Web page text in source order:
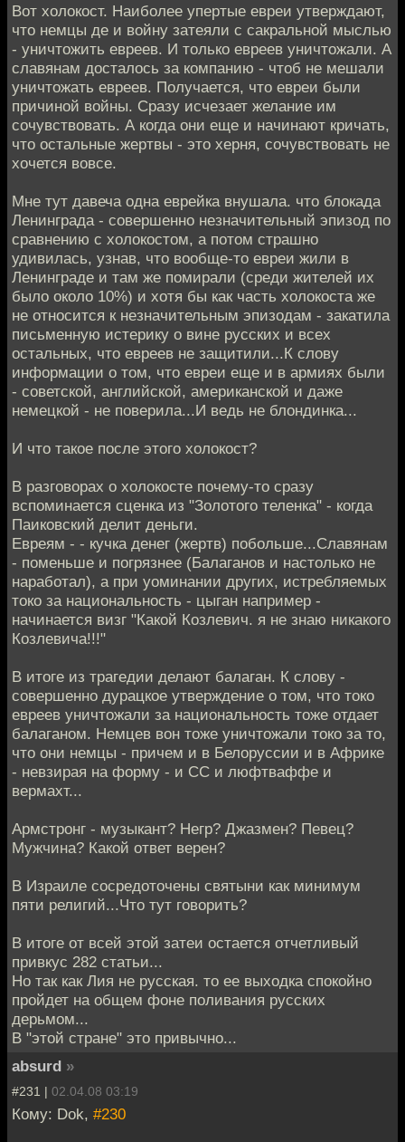
Вот холокост. Наиболее упертые евреи утверждают,
что немцы де и войну затеяли с сакральной мыслью
- уничтожить евреев. И только евреев уничтожали. А
славянам досталось за компанию - чтоб не мешали
уничтожать евреев. Получается, что евреи были
причиной войны. Сразу исчезает желание им
сочувствовать. А когда они еще и начинают кричать,
что остальные жертвы - это херня, сочувствовать не
хочется вовсе.
Мне тут давеча одна еврейка внушала. что блокада
Ленинграда - совершенно незначительный эпизод по
сравнению с холокостом, а потом страшно
удивилась, узнав, что вообще-то евреи жили в
Ленинграде и там же помирали (среди жителей их
было около 10%) и хотя бы как часть холокоста же
не относится к незначительным эпизодам - закатила
письменную истерику о вине русских и всех
остальных, что евреев не защитили...К слову
информации о том, что евреи еще и в армиях были
- советской, английской, американской и даже
немецкой - не поверила...И ведь не блондинка...
И что такое после этого холокост?
В разговорах о холокосте почему-то сразу
вспоминается сценка из "Золотого теленка" - когда
Паиковский делит деньги.
Евреям - - кучка денег (жертв) побольше...Славянам
- поменьше и погрязнее (Балаганов и настолько не
наработал), а при уоминании других, истребляемых
токо за национальность - цыган например -
начинается визг "Какой Козлевич. я не знаю никакого
Козлевича!!!"
В итоге из трагедии делают балаган. К слову -
совершенно дурацкое утверждение о том, что токо
евреев уничтожали за национальность тоже отдает
балаганом. Немцев вон тоже уничтожали токо за то,
что они немцы - причем и в Белоруссии и в Африке
- невзирая на форму - и СС и люфтваффе и
вермахт...
Армстронг - музыкант? Негр? Джазмен? Певец?
Мужчина? Какой ответ верен?
В Израиле сосредоточены святыни как минимум
пяти религий...Что тут говорить?
В итоге от всей этой затеи остается отчетливый
привкус 282 статьи...
Но так как Лия не русская. то ее выходка спокойно
пройдет на общем фоне поливания русских
дерьмом...
В "этой стране" это привычно...
absurd »
#231 | 02.04.08 03:19
Кому: Dok, #230